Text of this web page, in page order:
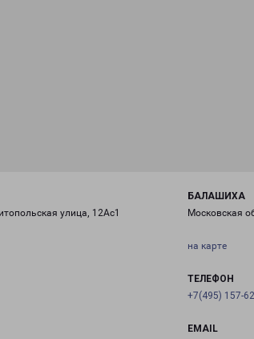
улица, 12Ас1
БАЛАШИХА
Московская
на карте
ТЕЛЕФОН
+7(495) 157-
EMAIL